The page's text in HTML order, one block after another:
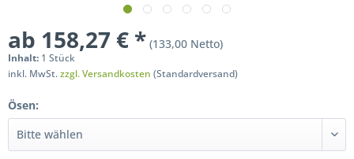
ab 158,27 € * (133,00 Netto)
Inhalt: 1 Stück
inkl. MwSt.zzgl. Versandkosten (Standardversand)
Ösen: